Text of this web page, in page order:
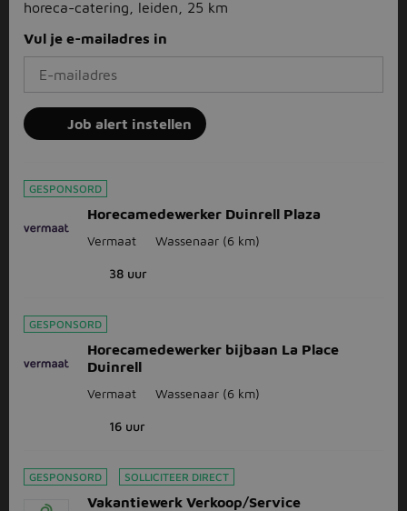
horeca-catering, leiden, 25 km
Vul je e-mailadres in
Job alert instellen
GESPONSORD
Horecamedewerker Duinrell Plaza
Vermaat Wassenaar (6 km)
38 uur
GESPONSORD
Horecamedewerker bijbaan La Place
Duinrell
Vermaat Wassenaar (6 km)
16 uur
GESPONSORD SOLLICITEER DIRECT
Vakantiewerk Verkoop/Service